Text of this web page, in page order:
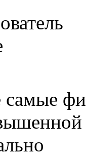
самые